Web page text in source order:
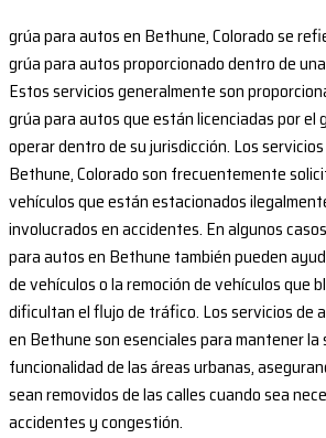
grúa para autos en Bethune, Colorado se
grúa para autos proporcionado dentro de
Estos servicios generalmente son
grúa para autos que están licenciadas por el
operar dentro de su jurisdicción. Los
Bethune, Colorado son frecuentemente
vehículos que están estacionados
involucrados en accidentes. En algunos
para autos en Bethune también pueden
de vehículos o la remoción de vehículos que
dificultan el flujo de tráfico. Los servicios de
en Bethune son esenciales para mantener la
funcionalidad de las áreas urbanas,
sean removidos de las calles cuando sea
accidentes y congestión.